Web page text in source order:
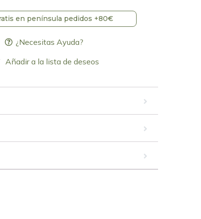
en península pedidos +80€
¿Necesitas Ayuda?
Añadir a la lista de deseos